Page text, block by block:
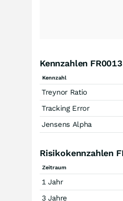
Kennzahlen
Kennzahl
Treynor Ratio
Tracking Error
Jensens Alpha
Risikokennzahlen
Zeitraum
1 Jahr
3 Jahre